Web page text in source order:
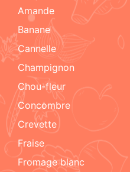
amande
Banane
cannelle
champignon
chou-fleur
concombre
crevette
fraise
fromage blanc